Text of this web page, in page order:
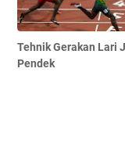
Tehnik Gerakan Lari
Pendek